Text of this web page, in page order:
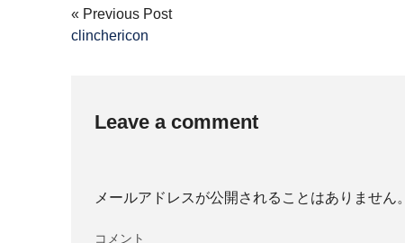
« Previous Post
clinchericon
Leave a comment
メールアドレスが公開されることはありません。
コメント